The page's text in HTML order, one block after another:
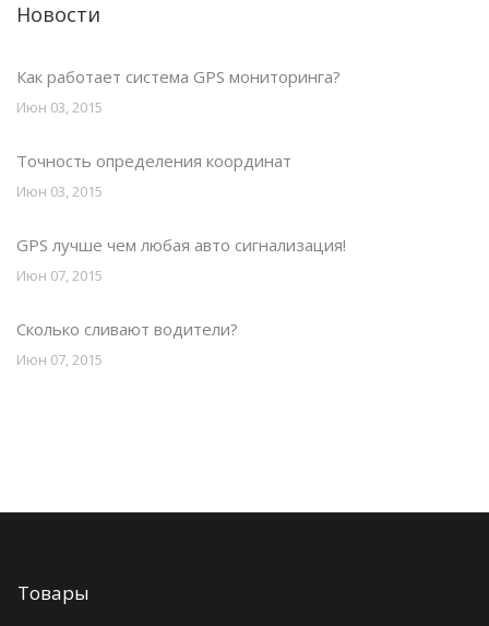
Новости
Как работает система GPS мониторинга?
Июн 03, 2015
Точность определения координат
Июн 03, 2015
GPS лучше чем любая авто сигнализация!
Июн 07, 2015
Сколько сливают водители?
Июн 07, 2015
Товары